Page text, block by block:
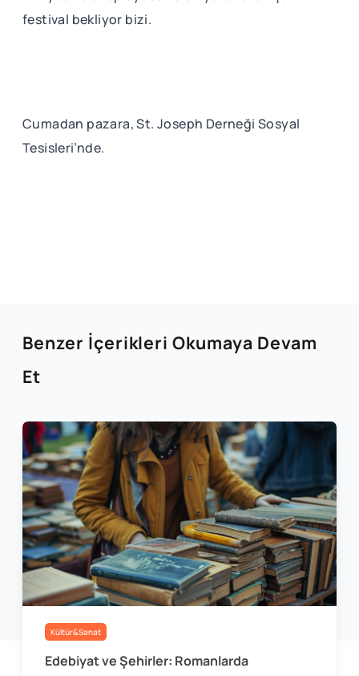
festival bekliyor bizi.
Cumadan pazara, St. Joseph Derneği Sosyal
Tesisleri’nde.
Benzer İçerikleri Okumaya Devam
Et
Kültür&Sanat
Edebiyat ve Şehirler: Romanlarda